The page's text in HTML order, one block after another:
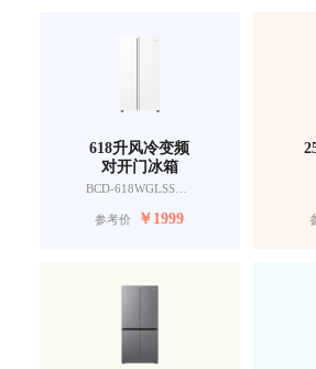
618升风冷变频
对开门冰箱
BCD-618WGLSSEDW9
参考价 ￥1999